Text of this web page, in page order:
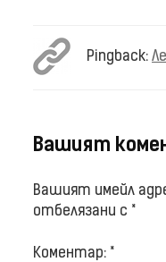
Pingback:
Вашият
Вашият имейл
отбелязани с *
Коментар: *